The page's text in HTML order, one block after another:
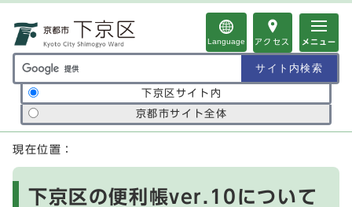
Language アクセス メニュー
サイト内検索の範囲
下京区サイト内
京都市サイト全体
ここから本文です
現在位置：
下京区の便利帳ver.10について